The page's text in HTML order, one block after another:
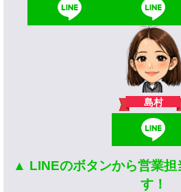
島村
▲ LINEのボタンから営業担
す！